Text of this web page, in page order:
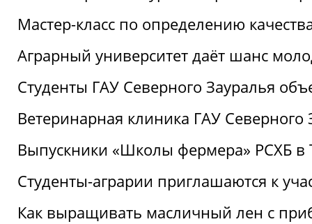
Мастер-класс по определению
Аграрный университет даёт шанс
Студенты ГАУ Северного Зауралья
Ветеринарная клиника ГАУ Северного
Выпускники «Школы фермера» РСХБ
Студенты-аграрии приглашаются к
Как выращивать масличный лен с